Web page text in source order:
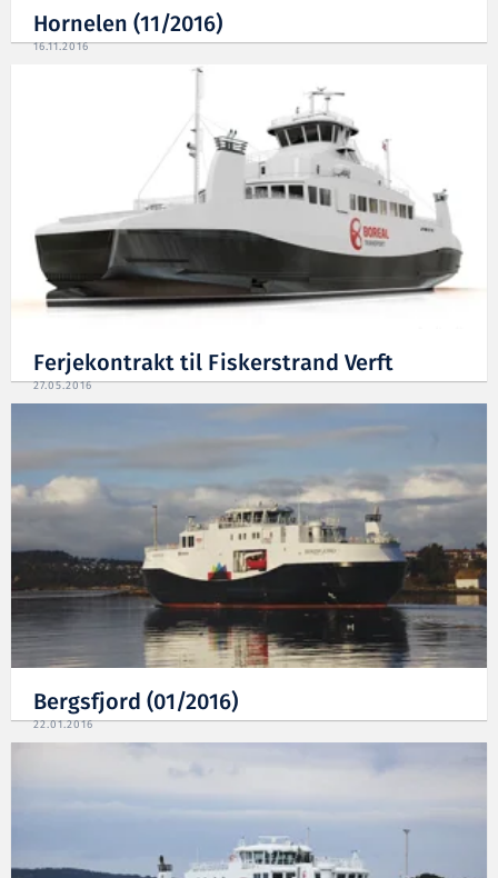
Hornelen (11/2016)
16.11.2016
Ferjekontrakt til Fiskerstrand Verft
27.05.2016
Bergsfjord (01/2016)
22.01.2016